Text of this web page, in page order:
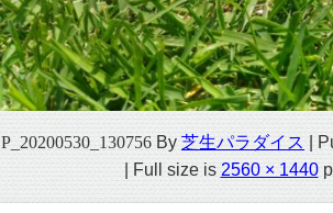
P_20200530_130756 By 芝生パラダイス
| Full size is 2560 × 1440